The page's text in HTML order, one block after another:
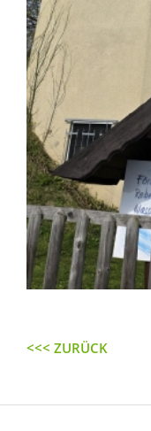
<<< ZURÜCK